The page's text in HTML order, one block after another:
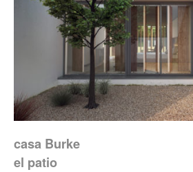
casa Burke
el patio